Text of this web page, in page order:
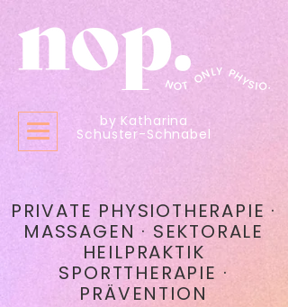
by Katharina
Schuster-Schnabel
PRIVATE PHYSIOTHERAPIE ·
MASSAGEN · SEKTORALE
HEILPRAKTIK
SPORTTHERAPIE ·
PRÄVENTION